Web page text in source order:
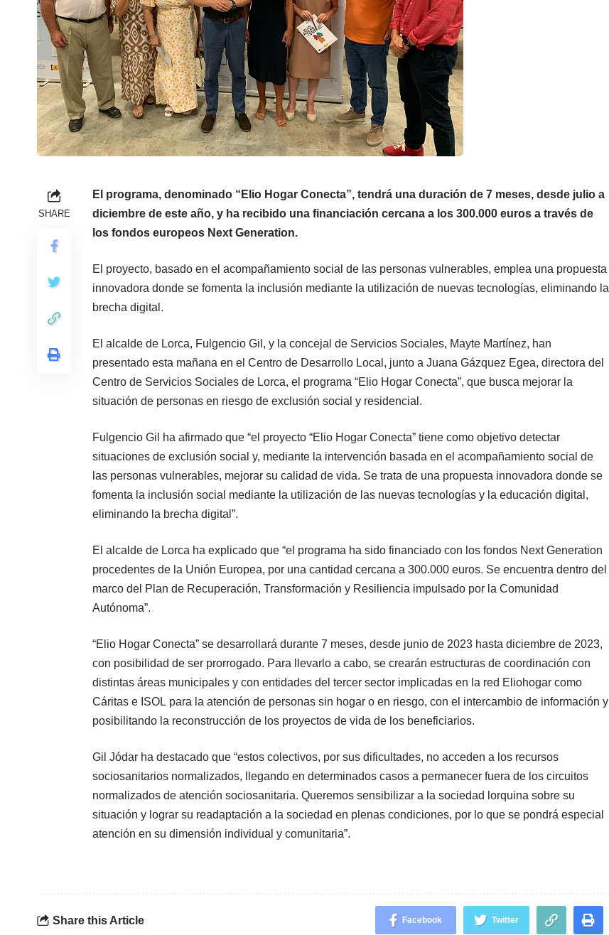
SHARE
El programa, denominado “Elio Hogar Conecta”, tendrá una duración de 7 meses, desde julio a
diciembre de este año, y ha recibido una financiación cercana a los 300.000 euros a través de
los fondos europeos Next Generation.
El proyecto, basado en el acompañamiento social de las personas vulnerables, emplea una propuesta
innovadora donde se fomenta la inclusión mediante la utilización de nuevas tecnologías, eliminando la
brecha digital.
El alcalde de Lorca, Fulgencio Gil, y la concejal de Servicios Sociales, Mayte Martínez, han
presentado esta mañana en el Centro de Desarrollo Local, junto a Juana Gázquez Egea, directora del
Centro de Servicios Sociales de Lorca, el programa “Elio Hogar Conecta”, que busca mejorar la
situación de personas en riesgo de exclusión social y residencial.
Fulgencio Gil ha afirmado que “el proyecto “Elio Hogar Conecta” tiene como objetivo detectar
situaciones de exclusión social y, mediante la intervención basada en el acompañamiento social de
las personas vulnerables, mejorar su calidad de vida. Se trata de una propuesta innovadora donde se
fomenta la inclusión social mediante la utilización de las nuevas tecnologías y la educación digital,
eliminando la brecha digital”.
El alcalde de Lorca ha explicado que “el programa ha sido financiado con los fondos Next Generation
procedentes de la Unión Europea, por una cantidad cercana a 300.000 euros. Se encuentra dentro del
marco del Plan de Recuperación, Transformación y Resiliencia impulsado por la Comunidad
Autónoma”.
“Elio Hogar Conecta” se desarrollará durante 7 meses, desde junio de 2023 hasta diciembre de 2023,
con posibilidad de ser prorrogado. Para llevarlo a cabo, se crearán estructuras de coordinación con
distintas áreas municipales y con entidades del tercer sector implicadas en la red Eliohogar como
Cáritas e ISOL para la atención de personas sin hogar o en riesgo, con el intercambio de información y
posibilitando la reconstrucción de los proyectos de vida de los beneficiarios.
Gil Jódar ha destacado que “estos colectivos, por sus dificultades, no acceden a los recursos
sociosanitarios normalizados, llegando en determinados casos a permanecer fuera de los circuitos
normalizados de atención sociosanitaria. Queremos sensibilizar a la sociedad lorquina sobre su
situación y lograr su readaptación a la sociedad en plenas condiciones, por lo que se pondrá especial
atención en su dimensión individual y comunitaria”.
Share this Article Facebook Twitter